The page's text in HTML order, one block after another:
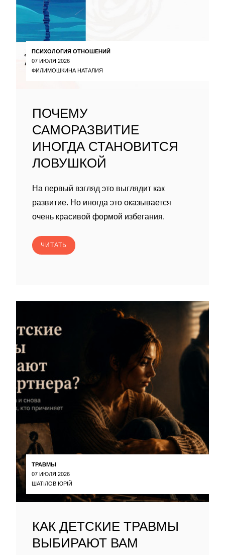
ПСИХОЛОГИЯ ОТНОШЕНИЙ
07 ИЮЛЯ 2026
ФИЛИМОШКИНА НАТАЛИЯ
ПОЧЕМУ
САМОРАЗВИТИЕ
ИНОГДА СТАНОВИТСЯ
ЛОВУШКОЙ
На первый взгляд это выглядит как
развитие. Но иногда это оказывается
очень красивой формой избегания.
ЧИТАТЬ
ТРАВМЫ
07 ИЮЛЯ 2026
ШАТІЛОВ ЮРІЙ
КАК ДЕТСКИЕ ТРАВМЫ
ВЫБИРАЮТ ВАМ